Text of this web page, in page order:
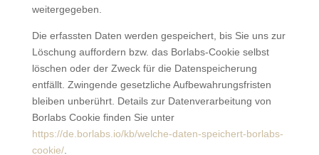
weitergegeben.
Die erfassten Daten werden gespeichert, bis Sie uns zur
Löschung auffordern bzw. das Borlabs-Cookie selbst
löschen oder der Zweck für die Datenspeicherung
entfällt. Zwingende gesetzliche Aufbewahrungsfristen
bleiben unberührt. Details zur Datenverarbeitung von
Borlabs Cookie finden Sie unter
https://de.borlabs.io/kb/welche-daten-speichert-borlabs-
cookie/.